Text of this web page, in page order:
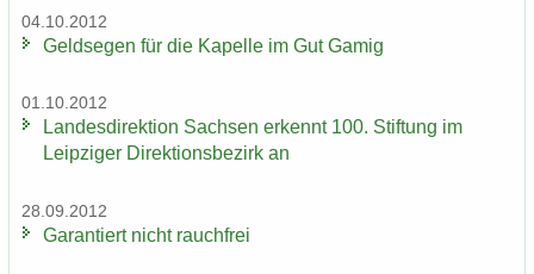
04.10.2012
Geld­se­gen für die Ka­pel­le im Gut Gamig
01.10.2012
Lan­des­di­rek­ti­on Sach­sen er­kennt 100. Stif­tung im
Leip­zi­ger Di­rek­ti­ons­be­zirk an
28.09.2012
Ga­ran­tiert nicht rauch­frei